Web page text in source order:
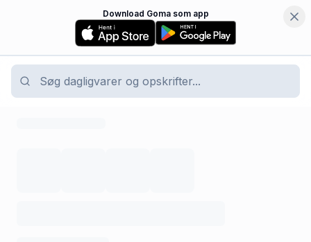
Download Goma som app